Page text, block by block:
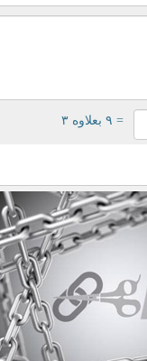
= ۹ بعلاوه ۳